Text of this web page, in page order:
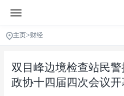
主页>财经
双目峰边境检查站民
政协十四届四次会议开